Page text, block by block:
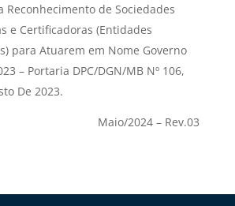
Reconhecimento de Sociedades
e Certificadoras (Entidades
para Atuarem em Nome Governo
– Portaria DPC/DGN/MB Nº 106,
De 2023.
Maio/2024 – Rev.03